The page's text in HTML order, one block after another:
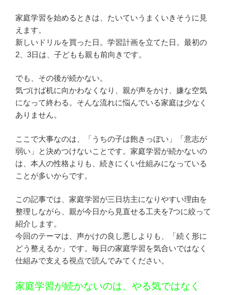
家庭学習を始めるときは、たいていうまくいきそうに見
えます。
新しいドリルを買った日。学習計画を立てた日。最初の
2、3日は、子どもも親も前向きです。
でも、その後が続かない。
気づけば机に向かわなくなり、親が声をかけ、嫌な空気
になって終わる。そんな流れに悩んでいる家庭は少なく
ありません。
ここで大事なのは、「うちの子は飽きっぽい」「意志が
弱い」と決めつけないことです。家庭学習が続かないの
は、本人の性格よりも、続きにくい仕組みになっている
ことが多いからです。
この記事では、家庭学習が三日坊主になりやすい理由を
整理しながら、親が今日から見直せる工夫を7つに絞って
紹介します。
今回のテーマは、声かけの良し悪しよりも、「続く形に
どう整えるか」です。毎日の家庭学習を気合いではなく
仕組みで支える視点で読んでみてください。
家庭学習が続かないのは、やる気ではなく